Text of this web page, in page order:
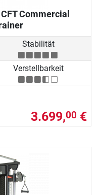
Commercial
Stabilität
Verstellbarkeit
3.699,00 €